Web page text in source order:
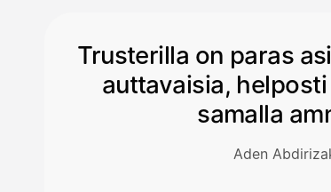
Trusterilla on paras
auttavaisia,
samalla
Aden